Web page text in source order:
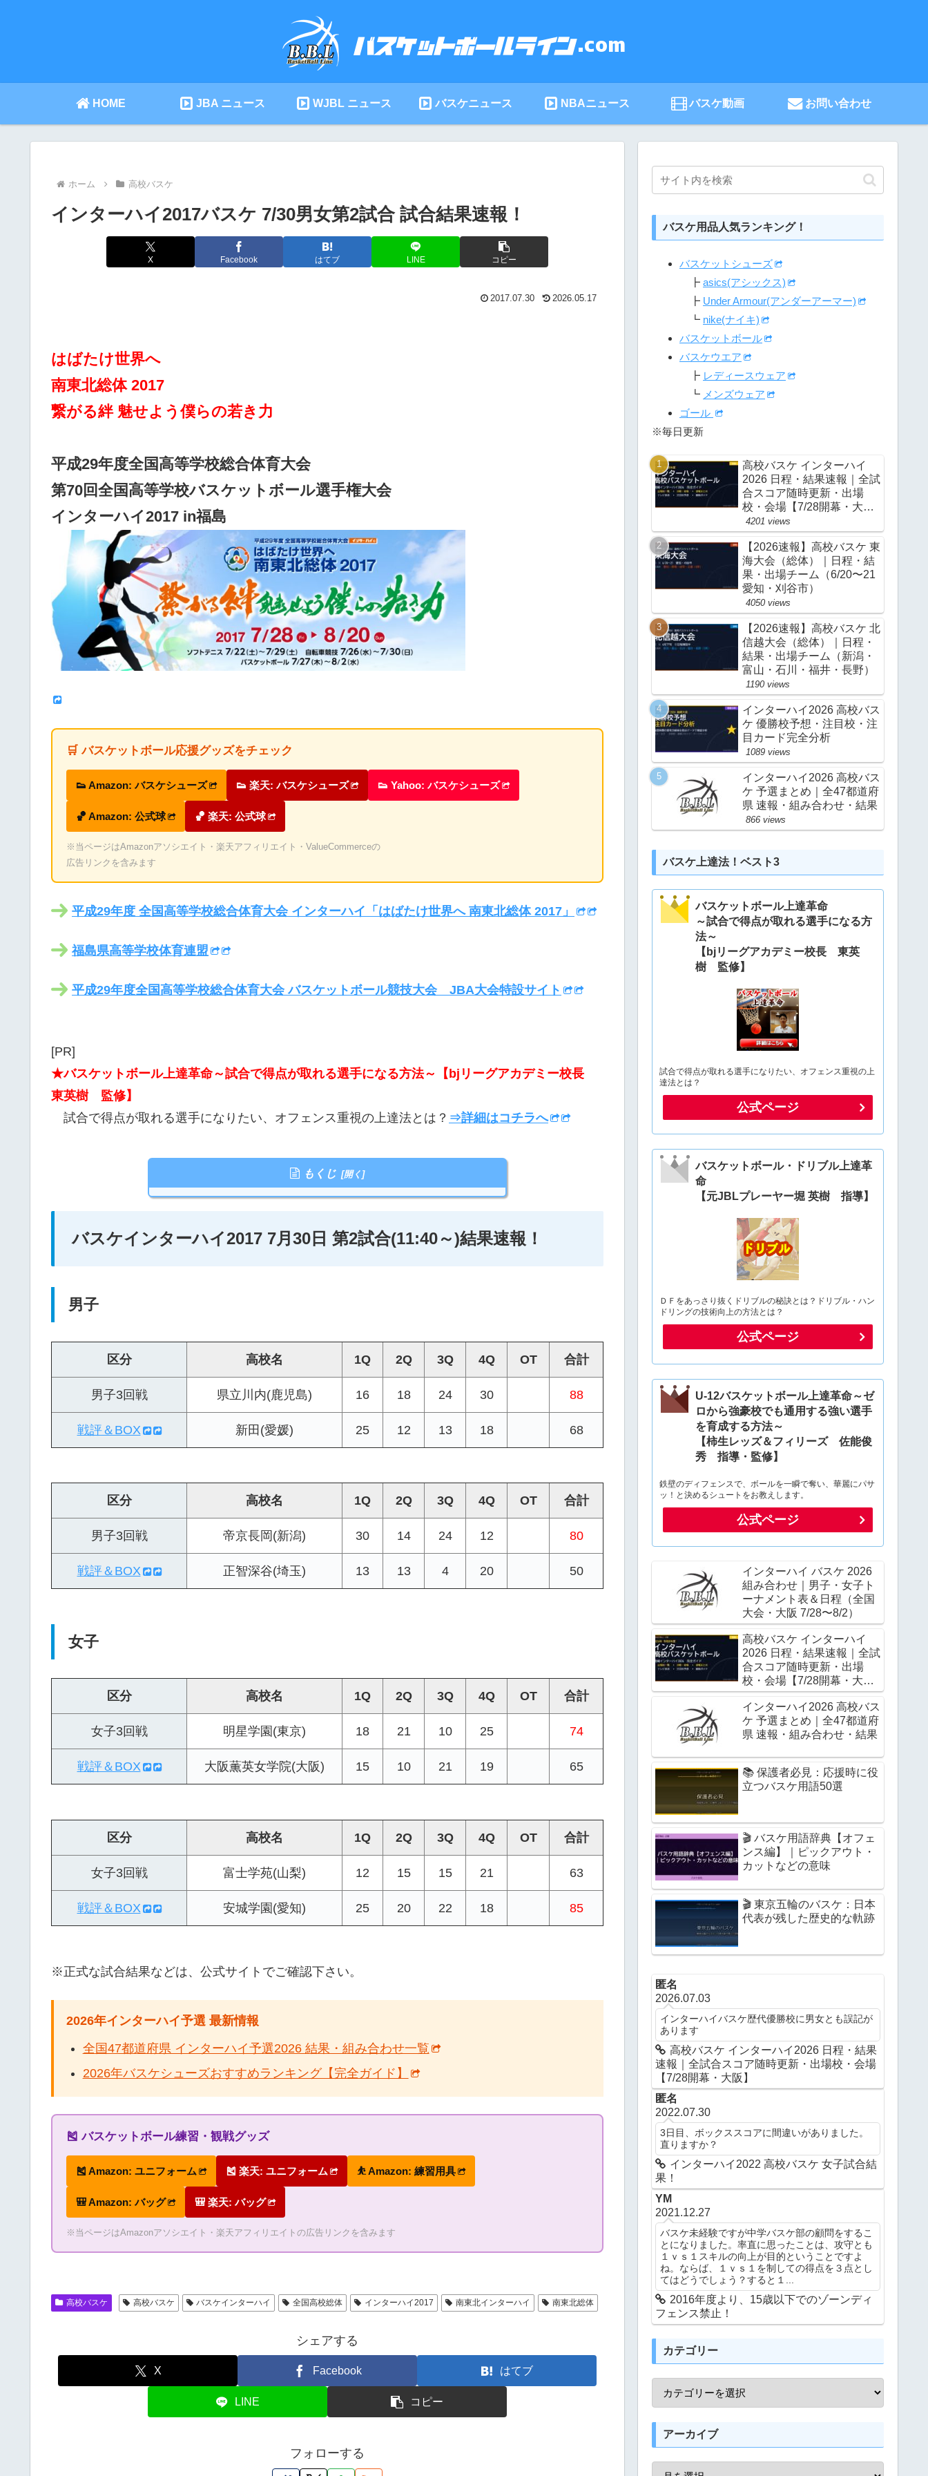
HOME JBA ニュース WJBL ニュース バスケニュース NBAニュース バスケ動画 お問い合わせ
ホーム 高校バスケ
インターハイ2017バスケ 7/30男女第2試合 試合結果速報！
X Facebook はてブ LINE コピー
2017.07.30 2026.05.17
はばたけ世界へ
南東北総体 2017
繋がる絆 魅せよう僕らの若き力
平成29年度全国高等学校総合体育大会
第70回全国高等学校バスケットボール選手権大会
インターハイ2017 in福島
🛒 バスケットボール応援グッズをチェック
👟 Amazon: バスケシューズ 👟 楽天: バスケシューズ 👟 Yahoo: バスケシューズ
🏀 Amazon: 公式球 🏀 楽天: 公式球
※当ページはAmazonアソシエイト・楽天アフィリエイト・ValueCommerceの
広告リンクを含みます
平成29年度 全国高等学校総合体育大会 インターハイ「はばたけ世界へ 南東北総体 2017」
福島県高等学校体育連盟
平成29年度全国高等学校総合体育大会 バスケットボール競技大会 JBA大会特設サイト
[PR]
★バスケットボール上達革命～試合で得点が取れる選手になる方法～【bjリーグアカデミー校長
東英樹 監修】
試合で得点が取れる選手になりたい、オフェンス重視の上達法とは？ ⇒詳細はコチラへ
もくじ
バスケインターハイ2017 7月30日 第2試合(11:40～)結果速報！
男子
区分 高校名 1Q 2Q 3Q 4Q OT 合計
男子3回戦 県立川内(鹿児島) 16 18 24 30 88
戦評＆BOX 新田(愛媛) 25 12 13 18 68
区分 高校名 1Q 2Q 3Q 4Q OT 合計
男子3回戦 帝京長岡(新潟) 30 14 24 12 80
戦評＆BOX 正智深谷(埼玉) 13 13 4 20 50
女子
区分 高校名 1Q 2Q 3Q 4Q OT 合計
女子3回戦 明星学園(東京) 18 21 10 25 74
戦評＆BOX 大阪薫英女学院(大阪) 15 10 21 19 65
区分 高校名 1Q 2Q 3Q 4Q OT 合計
女子3回戦 富士学苑(山梨) 12 15 15 21 63
戦評＆BOX 安城学園(愛知) 25 20 22 18 85
※正式な試合結果などは、公式サイトでご確認下さい。
2026年インターハイ予選 最新情報
全国47都道府県 インターハイ予選2026 結果・組み合わせ一覧
2026年バスケシューズおすすめランキング【完全ガイド】
🎽 バスケットボール練習・観戦グッズ
🎽 Amazon: ユニフォーム 🎽 楽天: ユニフォーム ⛹ Amazon: 練習用具
🎒 Amazon: バッグ 🎒 楽天: バッグ
※当ページはAmazonアソシエイト・楽天アフィリエイトの広告リンクを含みます
高校バスケ 高校バスケ バスケインターハイ 全国高校総体 インターハイ2017 南東北インターハイ 南東北総体
シェアする
X Facebook はてブ
LINE コピー
フォローする
バスケ用品人気ランキング！
バスケットシューズ
┣ asics(アシックス)
┣ Under Armour(アンダーアーマー)
┗ nike(ナイキ)
バスケットボール
バスケウエア
┣ レディースウェア
┗ メンズウェア
ゴール
※毎日更新
高校バスケ インターハイ
2026 日程・結果速報｜全試
合スコア随時更新・出場
校・会場【7/28開幕・大
阪】
4201 views
【2026速報】高校バスケ 東
海大会（総体）｜日程・結
果・出場チーム（6/20〜21
愛知・刈谷市）
4050 views
【2026速報】高校バスケ 北
信越大会（総体）｜日程・
結果・出場チーム（新潟・
富山・石川・福井・長野）
1190 views
インターハイ2026 高校バス
ケ 優勝校予想・注目校・注
目カード完全分析
1089 views
インターハイ2026 高校バス
ケ 予選まとめ｜全47都道府
県 速報・組み合わせ・結果
866 views
バスケ上達法！ベスト3
バスケットボール上達革命
～試合で得点が取れる選手になる方
法～
【bjリーグアカデミー校長 東英
樹 監修】
試合で得点が取れる選手になりたい、オフェンス重視の上
達法とは？
公式ページ
バスケットボール・ドリブル上達革
命
【元JBLプレーヤー堀 英樹 指導】
ＤＦをあっさり抜くドリブルの秘訣とは？ドリブル・ハン
ドリングの技術向上の方法とは？
公式ページ
U-12バスケットボール上達革命～ゼ
ロから強豪校でも通用する強い選手
を育成する方法～
【柿生レッズ＆フィリーズ 佐能俊
秀 指導・監修】
鉄壁のディフェンスで、ボールを一瞬で奪い、華麗にパサ
ッ！と決めるシュートをお教えします。
公式ページ
インターハイ バスケ 2026
組み合わせ｜男子・女子ト
ーナメント表＆日程（全国
大会・大阪 7/28〜8/2）
高校バスケ インターハイ
2026 日程・結果速報｜全試
合スコア随時更新・出場
校・会場【7/28開幕・大
阪】
インターハイ2026 高校バス
ケ 予選まとめ｜全47都道府
県 速報・組み合わせ・結果
📚 保護者必見：応援時に役
立つバスケ用語50選
🎬 バスケ用語辞典【オフェ
ンス編】｜ピックアウト・
カットなどの意味
🎬 東京五輪のバスケ：日本
代表が残した歴史的な軌跡
匿名
2026.07.03
インターハイバスケ歴代優勝校に男女とも誤記が
あります
高校バスケ インターハイ2026 日程・結果
速報｜全試合スコア随時更新・出場校・会場
【7/28開幕・大阪】
匿名
2022.07.30
3日目、ボックススコアに間違いがありました。
直りますか？
インターハイ2022 高校バスケ 女子試合結
果！
YM
2021.12.27
バスケ未経験ですが中学バスケ部の顧問をするこ
とになりました。率直に思ったことは、攻守とも
１ｖｓ１スキルの向上が目的ということですよ
ね。ならば、１ｖｓ１を制しての得点を３点とし
てはどうでしょう？すると１...
2016年度より、15歳以下でのゾーンディ
フェンス禁止！
カテゴリー
アーカイブ